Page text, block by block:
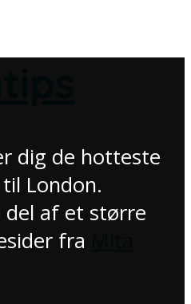
dig de hotteste
London.
del af et større
fra